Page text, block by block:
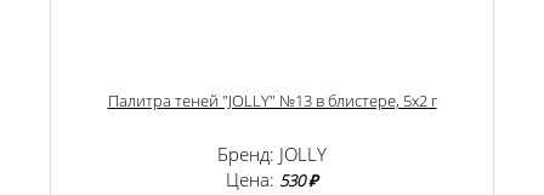
Палитра теней "JOLLY" №13 в блистере, 5х2 г
Бренд: JOLLY
Цена: 530 ₽